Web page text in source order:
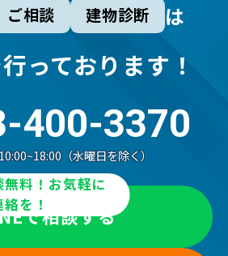
ご相談 建物診断 は
っております！
400-3370
（水曜日を除く）
無料！お気軽に
絡を！で相談する